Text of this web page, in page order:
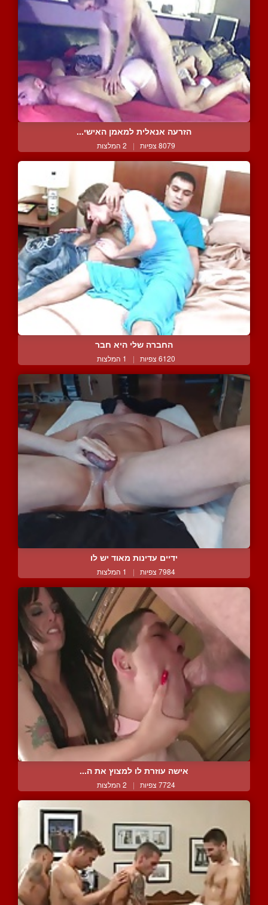
הזרעה אנאלית למאמן האישי...
8079 צפיות | 2 המלצות
החברה שלי היא חבר
6120 צפיות | 1 המלצות
ידיים עדינות מאוד יש לו
7984 צפיות | 1 המלצות
אישה עוזרת לו למצוץ את ה...
7724 צפיות | 2 המלצות